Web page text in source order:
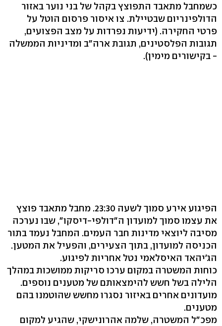
כשמחבל מתאבד התפוצץ בקהל של בני נוער באזור
הדולפינריום שבטיילת. צו איסור פרסום הוטל על
פרטי החקירה. (ידיעות נפרדות על מצב הפצועים,
תגובות הפלסטינים, תגובת ארה"ב ומדיניות הממשלה
- בקישורים מימין).
הפיגוע אירע סמוך לשעה 23:30. מחבל מתאבד פוצץ
את עצמו סמוך למועדון ה"דולפי-דיסקו", שבו נערכה
מסיבה ליוצאי מדינות חבר העמים. המחבל נעמד בתור
הכניסה למועדון, בתוך הצעירים, והפעיל את המטען.
הג'יהאד האיסלאמי נטל אחריות לפיגוע.
כוחות המשטרה במקום ערכו סריקות ממושכות במהלך
הלילה בשל חשש להימצאותם של מטענים נוספים.
מועדונים אחרים באיזור נסגרו מחשש שהוטמנו בהם
מטענים.
מפכ"ל המשטרה, שלמה אהרונישקי, שהגיע למקום